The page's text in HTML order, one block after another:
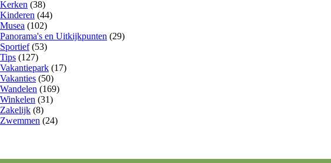
Kerken (38)
Kinderen (44)
Musea (102)
Panorama's en Uitkijkpunten (29)
Sportief(53)
Tips (127)
Vakantiepark (17)
Vakanties (50)
Wandelen (169)
Winkelen (31)
Zakelijk (8)
Zwemmen (24)